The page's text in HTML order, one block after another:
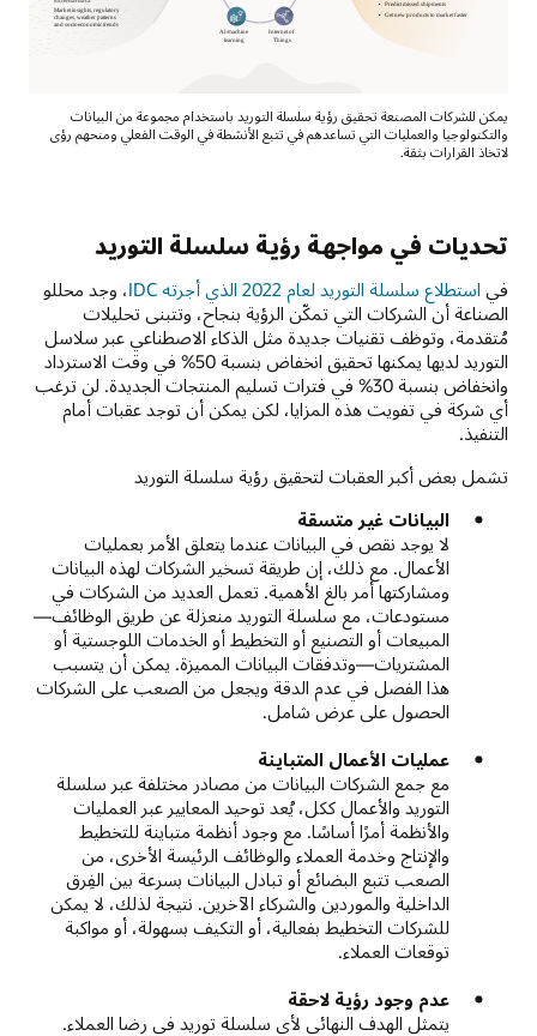
يمكن للشركات المصنعة تحقيق رؤية سلسلة التوريد باستخدام مجموعة من البيانات
والتكنولوجيا والعمليات التي تساعدهم في تتبع الأنشطة في الوقت الفعلي ومنحهم رؤى
لاتخاذ القرارات بثقة.
تحديات في مواجهة رؤية سلسلة التوريد
في استطلاع سلسلة التوريد لعام 2022 الذي أجرته IDC
، وجد محللو
الصناعة أن الشركات التي تمكّن الرؤية بنجاح، وتتبنى تحليلات
مُتقدمة، وتوظف تقنيات جديدة مثل الذكاء الاصطناعي عبر سلاسل
التوريد لديها يمكنها تحقيق انخفاض بنسبة 50% في وقت الاسترداد
وانخفاض بنسبة 30% في فترات تسليم المنتجات الجديدة. لن ترغب
أي شركة في تفويت هذه المزايا، لكن يمكن أن توجد عقبات أمام
التنفيذ.
تشمل بعض أكبر العقبات لتحقيق رؤية سلسلة التوريد
البيانات غير متسقة
لا يوجد نقص في البيانات عندما يتعلق الأمر بعمليات
الأعمال. مع ذلك، إن طريقة تسخير الشركات لهذه البيانات
ومشاركتها أمر بالغ الأهمية. تعمل العديد من الشركات في
مستودعات، مع سلسلة التوريد منعزلة عن طريق الوظائف—
المبيعات أو التصنيع أو التخطيط أو الخدمات اللوجستية أو
المشتريات—وتدفقات البيانات المميزة. يمكن أن يتسبب
هذا الفصل في عدم الدقة ويجعل من الصعب على الشركات
الحصول على عرض شامل.
عمليات الأعمال المتباينة
مع جمع الشركات البيانات من مصادر مختلفة عبر سلسلة
التوريد والأعمال ككل، يُعد توحيد المعايير عبر العمليات
والأنظمة أمرًا أساسًا. مع وجود أنظمة متباينة للتخطيط
والإنتاج وخدمة العملاء والوظائف الرئيسة الأخرى، من
الصعب تتبع البضائع أو تبادل البيانات بسرعة بين الفِرق
الداخلية والموردين والشركاء الآخرين. نتيجة لذلك، لا يمكن
للشركات التخطيط بفعالية، أو التكيف بسهولة، أو مواكبة
توقعات العملاء.
عدم وجود رؤية لاحقة
يتمثل الهدف النهائي لأي سلسلة توريد في رضا العملاء.